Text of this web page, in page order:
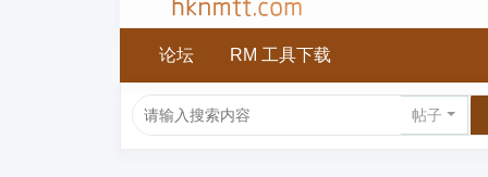
论坛 RM 工具下载
帖子